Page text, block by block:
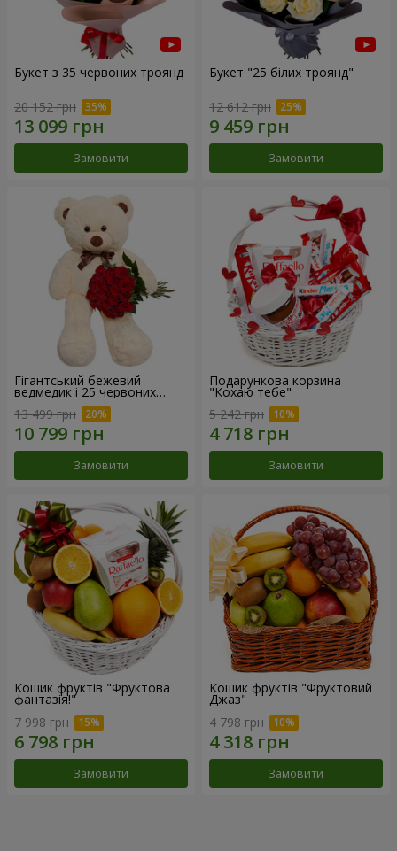
Букет з 35 червоних троянд
20 152 грн
Замовити
Букет "25 білих троянд"
12 612 грн
Замовити
Гігантський бежевий
ведмедик і 25 червоних
троянд
13 499 грн
Замовити
Подарункова корзина
"Кохаю тебе"
5 242 грн
Замовити
Кошик фруктів "Фруктова
фантазія!"
7 998 грн
Замовити
Кошик фруктів "Фруктовий
Джаз"
4 798 грн
Замовити